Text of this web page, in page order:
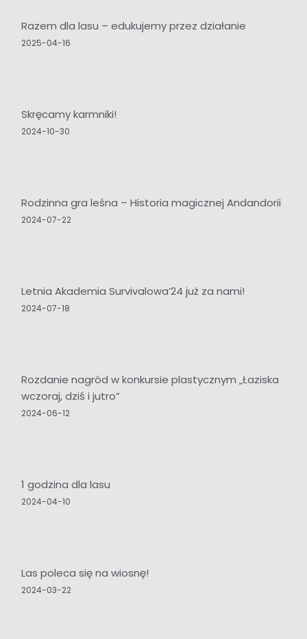
Razem dla lasu – edukujemy przez działanie
2025-04-16
Skręcamy karmniki!
2024-10-30
Rodzinna gra leśna – Historia magicznej Andandorii
2024-07-22
Letnia Akademia Survivalowa’24 już za nami!
2024-07-18
Rozdanie nagród w konkursie plastycznym „Łaziska
wczoraj, dziś i jutro”
2024-06-12
1 godzina dla lasu
2024-04-10
Las poleca się na wiosnę!
2024-03-22